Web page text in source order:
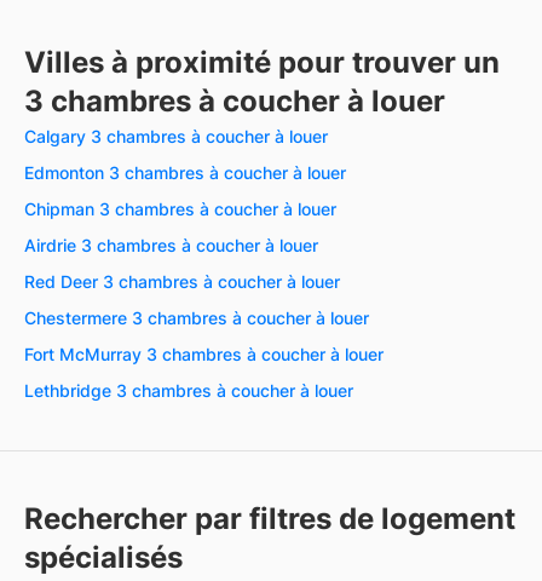
Villes à proximité pour trouver un
3 chambres à coucher à louer
Calgary 3 chambres à coucher à louer
Edmonton 3 chambres à coucher à louer
Chipman 3 chambres à coucher à louer
Airdrie 3 chambres à coucher à louer
Red Deer 3 chambres à coucher à louer
Chestermere 3 chambres à coucher à louer
Fort McMurray 3 chambres à coucher à louer
Lethbridge 3 chambres à coucher à louer
Rechercher par filtres de logement
spécialisés